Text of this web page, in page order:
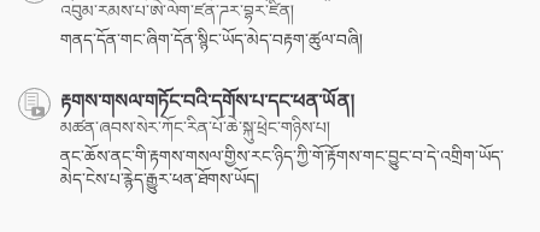
འབུམ་རམས་པ་ཨེ་ལེག་ཛན་ཌར་བྷར་ཛིན།
གནད་དོན་གང་ཞིག་དོན་སྙིང་ཡོད་མེད་བརྟག་ཚུལ་བཞི།
རྟགས་གསལ་གཏོང་བའི་དགོས་པ་དང་ཕན་ཡོན།
མཚན་ཞབས་སེར་ཀོང་རིན་པོ་ཆེ་སྐུ་ཕྲེང་གཉིས་པ།
ནང་ཆོས་ནང་གི་རྟགས་གསལ་གྱིས་རང་ཉིད་ཀྱི་གོ་རྟོགས་གང་བྱུང་བ་དེ་འགྲིག་ཡོད་
མེད་ངེས་པ་རྙེད་རྒྱུར་ཕན་ཐོགས་ཡོད།